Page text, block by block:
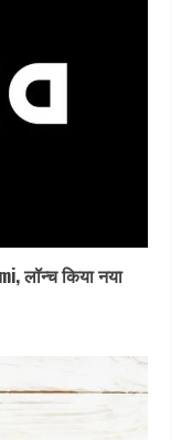
लॉन्च किया नया